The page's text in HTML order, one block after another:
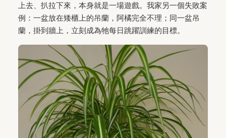
上去、扒拉下來，本身就是一場遊戲。我家另一個失敗案
例：一盆放在矮櫃上的吊蘭，阿橘完全不理；同一盆吊
蘭，掛到牆上，立刻成為牠每日跳躍訓練的目標。